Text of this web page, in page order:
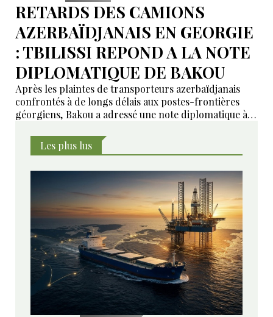
RETARDS DES CAMIONS
AZERBAÏDJANAIS EN GEORGIE
: TBILISSI REPOND A LA NOTE
DIPLOMATIQUE DE BAKOU
Après les plaintes de transporteurs azerbaïdjanais
confrontés à de longs délais aux postes-frontières
géorgiens, Bakou a adressé une note diplomatique à
affirme avoir transmis la demande aux autorités
compétentes et annoncé des mesures pour examiner
Les plus lus